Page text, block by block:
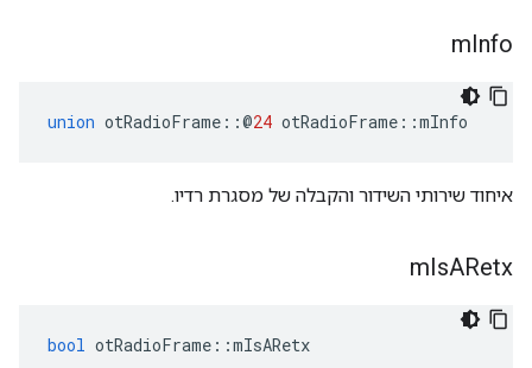
mInfo
union otRadioFrame ::@24 otRadioFrame ::mInfo
איחוד שירותי השידור והקבלה של מסגרת רדיו.
mIsARetx
bool otRadioFrame ::mIsARetx